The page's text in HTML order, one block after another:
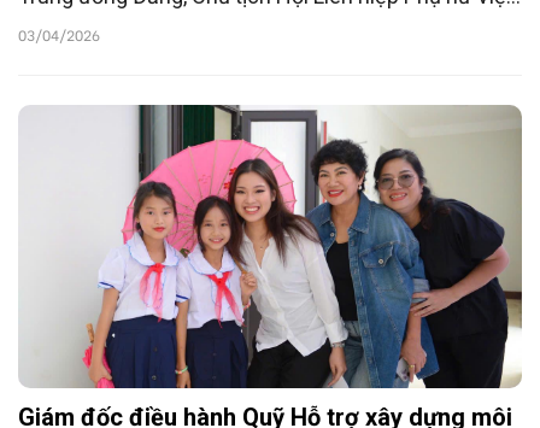
Nam đã tới thăm hỏi, động viên và trao tặng nhiều
03/04/2026
Giám đốc điều hành Quỹ Hỗ trợ xây dựng môi